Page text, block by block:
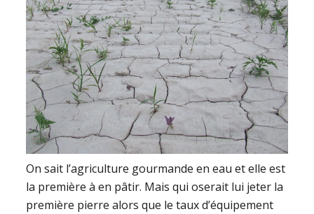
On sait l’agriculture gourmande en eau et elle est
la première à en pâtir. Mais qui oserait lui jeter la
première pierre alors que le taux d’équipement